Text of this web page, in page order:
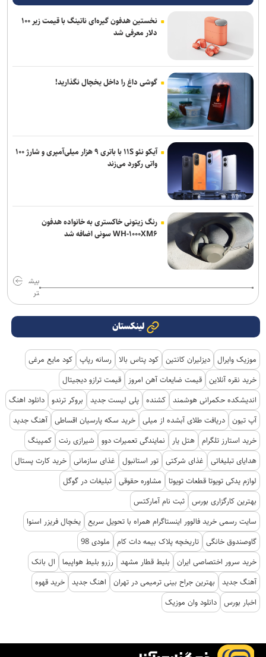
نخستین هدفون گیره‌ای ناتینگ با قیمت زیر ۱۰۰
دلار معرفی شد
گوشی داغ را داخل یخچال نگذارید!
آیکو نئو ۱۱S با باتری ۹ هزار میلی‌آمپری و شارژ ۱۰۰
واتی رکورد می‌زند
رنگ زیتونی خاکستری به خانواده هدفون
WH-۱۰۰۰XM۶ سونی اضافه شد
بیش
تر
لینکستان
موزیک وایرال دیزلیران کانتین کود پتاس بالا رسانه رپاپ کود مایع مرغی
خرید نقره آنلاین قیمت ضایعات آهن امروز
قیمت ترازو دیجیتال
اندیشکده حکمرانی هوشمند کشنده پلی لیست جدید بروکر ترندو دانلود اهنگ
آپ تیون دریافت طلای آبشده از میلی خرید سکه پارسیان اقساطی آهنگ جدید
خرید استارز تلگرام هتل یار نمایندگی تعمیرات دوو شیرازی رنت کمپینگ
هدایای تبلیغاتی
غذای شرکتی تور استانبول غذای سازمانی خرید کارت پستال
لوازم یدکی تویوتا قطعات تویوتا
مشاوره حقوقی تبلیغات در گوگل
بهترین کارگزاری بورس ثبت نام آمارکتس
سایت رسمی خرید فالوور اینستاگرام همراه با تحویل سریع یخچال فریزر اسنوا
گاوصندوق خانگی تاریخچه پلاک بیمه دات کام
ملودی 98
خرید سرور اختصاصی ایران
بلیط قطار مشهد رزرو بلیط هواپیما
ال بانک
آهنگ جدید
بهترین جراح بینی ترمیمی در تهران اهنگ جدید خرید قهوه
اخبار بورس دانلود وان موزیک